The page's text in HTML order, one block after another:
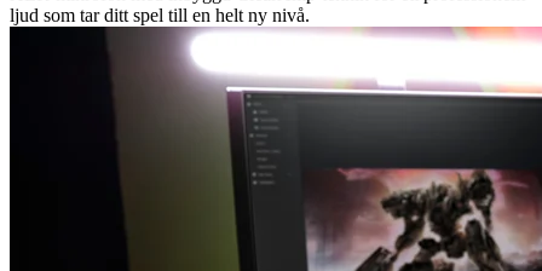
ljud som tar ditt spel till en helt ny nivå.